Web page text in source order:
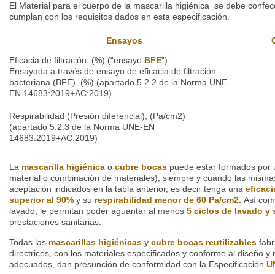
El Material para el cuerpo de la mascarilla higiénica se debe
cumplan con los requisitos dados en esta especificación.
Ensayos
Eficacia de filtración. (%) (“ensayo BFE”)
Ensayada a través de ensayo de eficacia de filtración
bacteriana (BFE), (%) (apartado 5.2.2 de la Norma UNE-
EN 14683:2019+AC:2019)
Respirabilidad (Presión diferencial), (Pa/cm2)
(apartado 5.2.3 de la Norma UNE-EN
14683:2019+AC:2019)
La mascarilla higiénica o cubre bocas puede estar formados por
material o combinación de materiales), siempre y cuando las
aceptación indicados en la tabla anterior, es decir tenga una
superior al 90% y su respirabilidad menor de 60 Pa/cm2. Así
lavado, le permitan poder aguantar al menos 5 ciclos de lavado y
prestaciones sanitarias.
Todas las mascarillas higiénicas y cubre bocas reutilizables
directrices, con los materiales especificados y conforme al diseño y
adecuados, dan presunción de conformidad con la Especificación